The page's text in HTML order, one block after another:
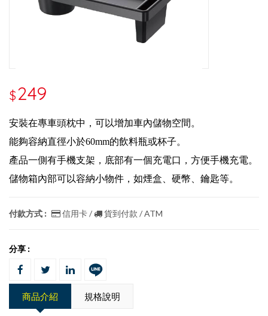
$249
安裝在專車頭枕中，可以增加車內儲物空間。
能夠容納直徑小於60mm的飲料瓶或杯子。
產品一側有手機支架，底部有一個充電口，方便手機充電。
儲物箱內部可以容納小物件，如煙盒、硬幣、鑰匙等。
付款方式 : 信用卡 / 貨到付款 / ATM
分享 :
商品介紹 規格說明